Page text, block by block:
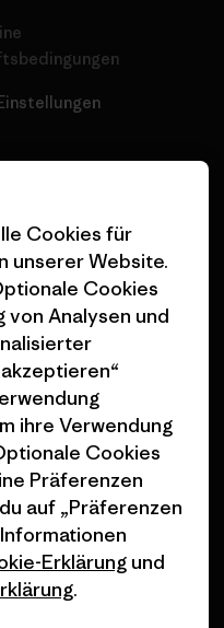
Schweiz
Cookies für
unserer Website.
Cookies
von Analysen und
ihre Verwendung
Cookies
Präferenzen
auf „Präferenzen
Erklärung und
.